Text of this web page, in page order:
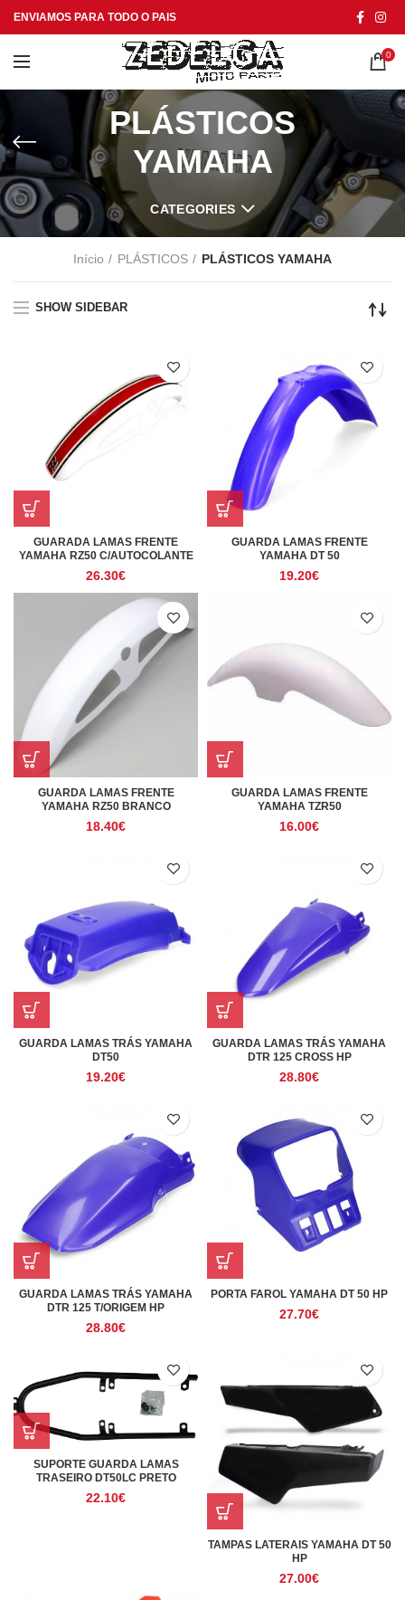
ENVIAMOS PARA TODO O PAIS
0
PLÁSTICOS
YAMAHA
CATEGORIES
Início PLÁSTICOS PLÁSTICOS YAMAHA
SHOW SIDEBAR
GUARADA LAMAS FRENTE
YAMAHA RZ50 C/AUTOCOLANTE
26.30€
GUARDA LAMAS FRENTE
YAMAHA DT 50
19.20€
GUARDA LAMAS FRENTE
YAMAHA RZ50 BRANCO
18.40€
GUARDA LAMAS FRENTE
YAMAHA TZR50
16.00€
GUARDA LAMAS TRÁS YAMAHA
DT50
19.20€
GUARDA LAMAS TRÁS YAMAHA
DTR 125 CROSS HP
28.80€
GUARDA LAMAS TRÁS YAMAHA
DTR 125 T/ORIGEM HP
28.80€
PORTA FAROL YAMAHA DT 50 HP
27.70€
SUPORTE GUARDA LAMAS
TRASEIRO DT50LC PRETO
22.10€
TAMPAS LATERAIS YAMAHA DT 50
HP
27.00€